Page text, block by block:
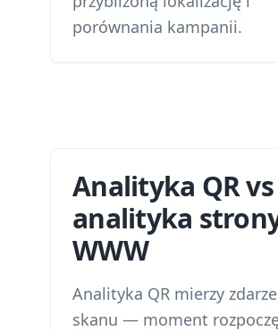
porównania kampanii.
Analityka QR vs
analityka
WWW
Analityka QR mierzy
skanu — moment